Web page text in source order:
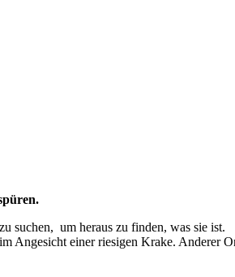
suchen, um heraus zu finden, was sie ist.
Angesicht einer riesigen Krake. Anderer